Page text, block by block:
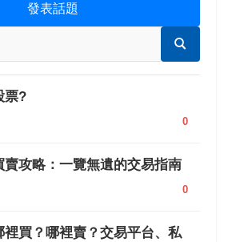
發表話題
票?
0
賣攻略：一覽無遺的交易指南
0
裡買？哪裡賣？交易平台、私